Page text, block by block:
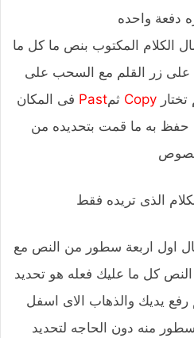
دفعة واحده
الكلام المكتوب بنص ما كل ما
زر القلم مع السحب على
تختارCopy ثمPast فى المكان
حفظ به ما قمت بتحديده من
الذى تريده فقط
اول اربعة سطور من النص مع
كل ما عليك فعله هو تحديد
رفع يديك والذهاب الاى اسفل
منه دون الحاجه لتحديد